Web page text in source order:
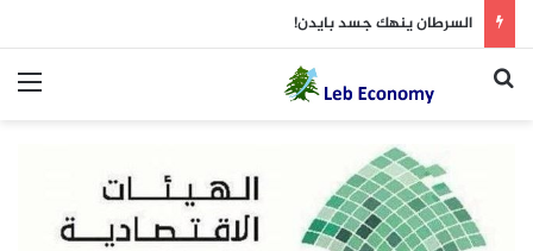
السرطان ينهك جسد بايدن!
بحث عن